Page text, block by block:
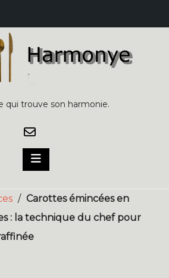
qui trouve son harmonie.
/ Carottes émincées en
: la technique du chef pour